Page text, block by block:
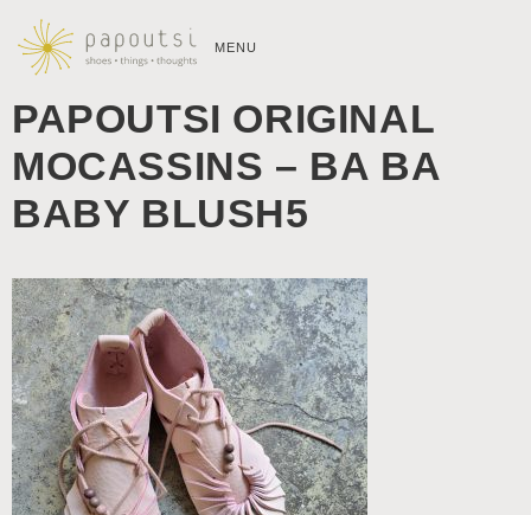
MENU
PAPOUTSI ORIGINAL
MOCASSINS – BA BA
BABY BLUSH5